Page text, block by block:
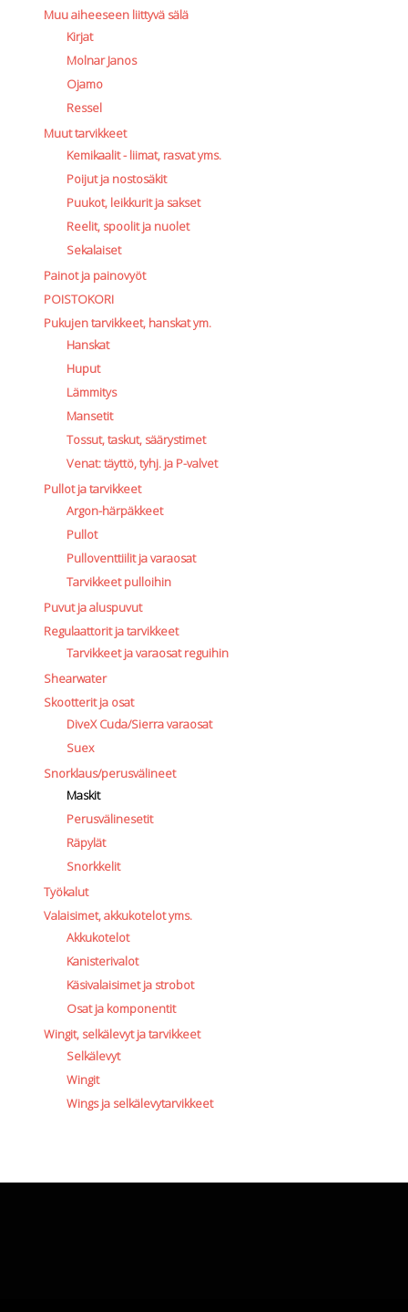
Muu aiheeseen liittyvä sälä
Kirjat
Molnar Janos
Ojamo
Ressel
Muut tarvikkeet
Kemikaalit - liimat, rasvat yms.
Poijut ja nostosäkit
Puukot, leikkurit ja sakset
Reelit, spoolit ja nuolet
Sekalaiset
Painot ja painovyöt
POISTOKORI
Pukujen tarvikkeet, hanskat ym.
Hanskat
Huput
Lämmitys
Mansetit
Tossut, taskut, säärystimet
Venat: täyttö, tyhj. ja P-valvet
Pullot ja tarvikkeet
Argon-härpäkkeet
Pullot
Pulloventtiilit ja varaosat
Tarvikkeet pulloihin
Puvut ja aluspuvut
Regulaattorit ja tarvikkeet
Tarvikkeet ja varaosat reguihin
Shearwater
Skootterit ja osat
DiveX Cuda/Sierra varaosat
Suex
Snorklaus/perusvälineet
Maskit
Perusvälinesetit
Räpylät
Snorkkelit
Työkalut
Valaisimet, akkukotelot yms.
Akkukotelot
Kanisterivalot
Käsivalaisimet ja strobot
Osat ja komponentit
Wingit, selkälevyt ja tarvikkeet
Selkälevyt
Wingit
Wings ja selkälevytarvikkeet